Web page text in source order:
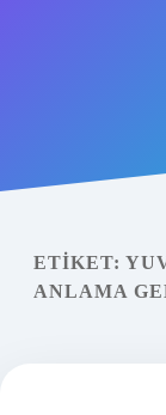
Yasal Uyarı
ETIKET:
ANLAMA